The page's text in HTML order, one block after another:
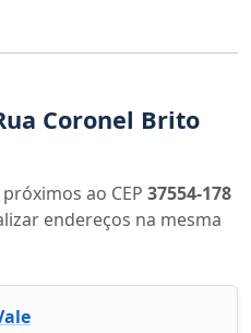
Coronel Brito
ao CEP 37554-178
endereços na mesma